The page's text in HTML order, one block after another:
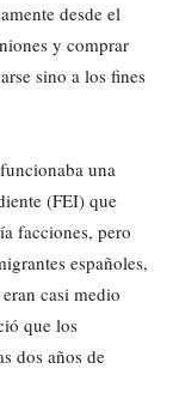
desde el
y comprar
sino a los fines
una
(FEI) que
facciones, pero
españoles,
casi medio
que los
dos años de